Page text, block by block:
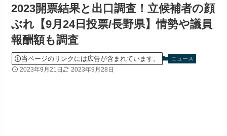
2023開票結果と出口調査！立候補者の顔
ぶれ【9月24日投票/長野県】情勢や議員
報酬額も調査
当ページのリンクには広告が含まれています。 ニュース
2023年9月21日 2023年9月28日